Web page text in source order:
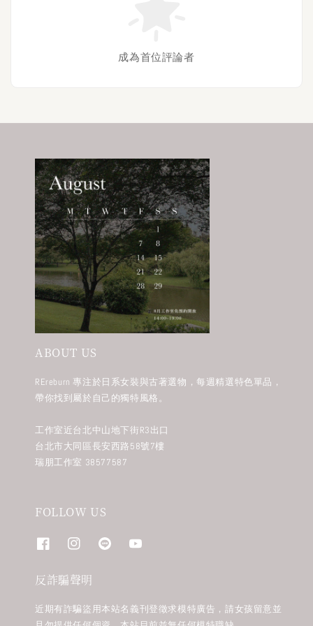
成為首位評論者
ABOUT US
REreburn 專注於日系女裝與古著選物，每週精選特色單品，
帶你找到屬於自己的獨特風格。
工作室近台北中山地下街R3出口
台北市大同區長安西路58號7樓
瑞朋工作室 38577587
FOLLOW US
反詐騙聲明
近期有詐騙盜用本站名義刊登徵求模特廣告，請女孩留意並